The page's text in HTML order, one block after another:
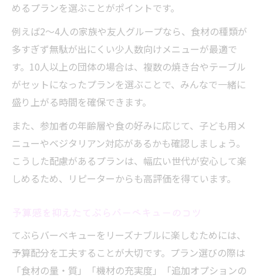
めるプランを選ぶことがポイントです。
例えば2～4人の家族や友人グループなら、食材の種類が
多すぎず無駄が出にくい少人数向けメニューが最適で
す。10人以上の団体の場合は、複数の焼き台やテーブル
がセットになったプランを選ぶことで、みんなで一緒に
盛り上がる時間を確保できます。
また、参加者の年齢層や食の好みに応じて、子ども用メ
ニューやベジタリアン対応があるかも確認しましょう。
こうした配慮があるプランは、幅広い世代が安心して楽
しめるため、リピーターからも高評価を得ています。
てぶらバーベキューをリーズナブルに楽しむためには、
予算配分を工夫することが大切です。プラン選びの際は
「食材の量・質」「機材の充実度」「追加オプションの